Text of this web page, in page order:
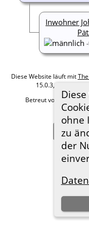
ohne
zu
der
Inwohner
Diese Website läuft mit
15.0.3,
Betreut von
Roland
Zur